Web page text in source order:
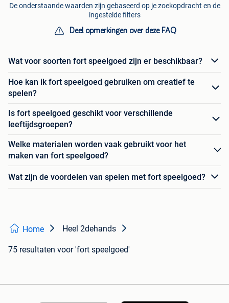
De onderstaande waarden zijn gebaseerd op je zoekopdracht en de
ingestelde filters
Deel opmerkingen over deze FAQ
Wat voor soorten fort speelgoed zijn er beschikbaar?
Hoe kan ik fort speelgoed gebruiken om creatief te
spelen?
Is fort speelgoed geschikt voor verschillende
leeftijdsgroepen?
Welke materialen worden vaak gebruikt voor het
maken van fort speelgoed?
Wat zijn de voordelen van spelen met fort speelgoed?
Home Heel 2dehands
75 resultaten voor 'fort speelgoed'